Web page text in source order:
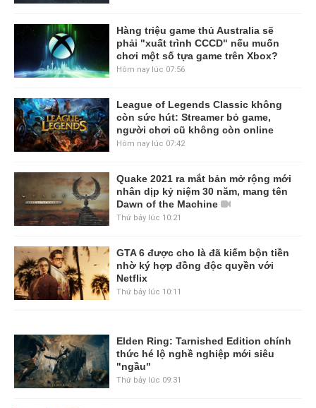
Hàng triệu game thủ Australia sẽ
phải "xuất trình CCCD" nếu muốn
chơi một số tựa game trên Xbox?
Hôm nay lúc 07:56
League of Legends Classic không
còn sức hút: Streamer bỏ game,
người chơi cũ không còn online
Hôm nay lúc 07:42
Quake 2021 ra mắt bản mở rộng mới
nhân dịp kỷ niệm 30 năm, mang tên
Dawn of the Machine
Thứ bảy lúc 10:21
GTA 6 được cho là đã kiếm bộn tiền
nhờ ký hợp đồng độc quyền với
Netflix
Thứ bảy lúc 10:11
Elden Ring: Tarnished Edition chính
thức hé lộ nghề nghiệp mới siêu
"ngầu"
Thứ bảy lúc 09:31